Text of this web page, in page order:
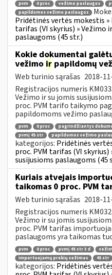
pvm 0 proc vežimo paslaugos
papildomos vežimo paslaugos
Pridėtinės vertės mokestis »
tarifas (VI skyrius) » Vežimo
paslaugoms (45 str.)
Kokie dokumentai
vežimo ir papildomų
Web turinio sąrašas 2018-
Registracijos numeris
Vežimo ir su jomis
proc. PVM tarifo taikymo
papildomoms vežimo
pvm 0 proc pagrindžiantys
pvmį 45 str
papildomos vežimo
kategorijos: Pridėtinės
proc. PVM tarifas (VI skyrius)
susijusioms paslaugoms (45
Kuriais atvejais
taikomas 0 proc. PVM
Web turinio sąrašas 2018-
Registracijos numeris
Vežimo ir su jomis
proc. PVM tarifas
paslaugoms yra taikomas
pvm 0 proc pvmį 45 str 3 d
importuojamų prekių vežimas
45 str
kategorijos: Pridėtinės